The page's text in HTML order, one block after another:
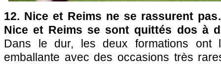
12. Nice et Reims ne se rassurent
Nice et Reims se sont quittés dos à
Dans le dur, les deux formations ont
emballante avec des occasions très